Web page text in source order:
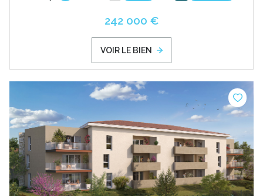
242 000 €
VOIR LE BIEN